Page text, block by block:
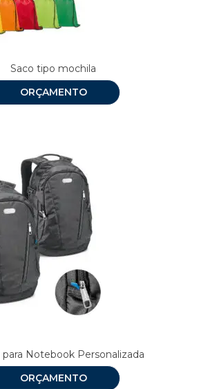
Saco tipo mochila
ORÇAMENTO
para Notebook Personalizada
ORÇAMENTO